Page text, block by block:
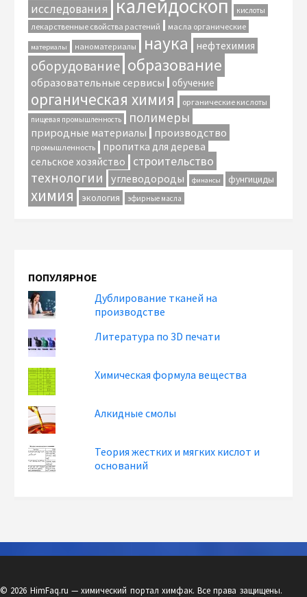
исследования калейдоскоп кислоты
лекарственные свойства растений масла органические
материалы наноматериалы наука нефтехимия
оборудование образование
образовательные сервисы обучение
органическая химия органические кислоты
пищевая промышленность полимеры
природные материалы производство
промышленность
пропитка для дерева
сельское хозяйство
строительство
технологии углеводороды финансы фунгициды
химия экология эфирные масла
ПОПУЛЯРНОЕ
Дублирование тканей на
производстве
Литература по 3D печати
Химическая формула вещества
Алкидные смолы
Теория жестких и мягких кислот и
оснований
© 2026 HimFaq.ru — химический портал химфак. Все права защищены.